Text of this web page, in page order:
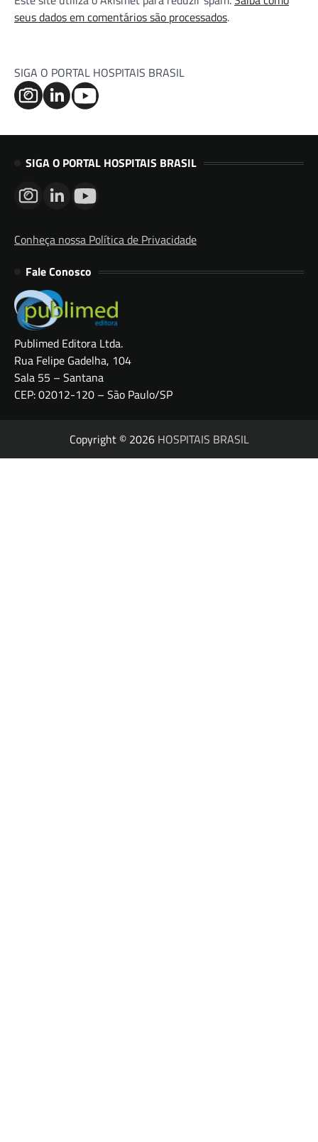
seus dados em comentários são processados.
SIGA O PORTAL HOSPITAIS BRASIL
SIGA O PORTAL HOSPITAIS BRASIL
Conheça nossa Política de Privacidade
Fale Conosco
Publimed Editora Ltda.
Rua Felipe Gadelha, 104
Sala 55 – Santana
CEP: 02012-120 – São Paulo/SP
Copyright © 2026 HOSPITAIS BRASIL